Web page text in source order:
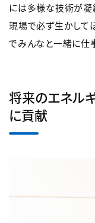
には多様な技術が凝
現場で必ず生かして
でみんなと一緒に仕
将来のエネル
に貢献